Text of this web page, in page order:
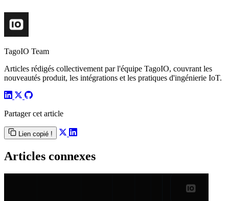
TagoIO Team
Articles rédigés collectivement par l'équipe TagoIO, couvrant les
nouveautés produit, les intégrations et les pratiques d'ingénierie IoT.
Partager cet article
Lien copié !
Articles connexes